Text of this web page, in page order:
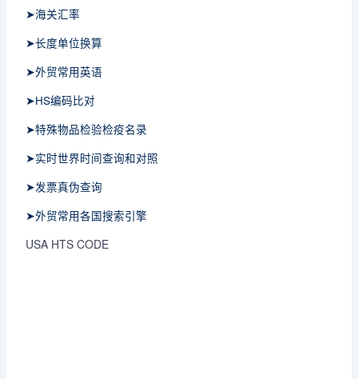
➤海关汇率
➤长度单位换算
➤外贸常用英语
➤HS编码比对
➤特殊物品检验检疫名录
➤实时世界时间查询和对照
➤发票真伪查询
➤外贸常用各国搜索引擎
USA HTS CODE